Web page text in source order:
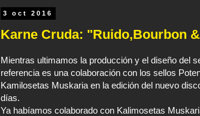
3 oct 2016
Karne Cruda: "Ruido,Bourbon
Mientras ultimamos la producción y el diseño del
referencia es una colaboración con los sellos
Kamilosetas Muskaria en la edición del nuevo
días.
Ya habíamos colaborado con Kalimosetas